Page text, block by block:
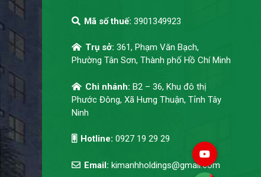
Mã số thuế:3901349923
Trụ sở:361, Phạm Văn Bạch,
Phường Tân Sơn, Thành phố Hồ Chí Minh
Chi nhánh:B2 – 36, Khu đô thị
Phước Đông, Xã Hưng Thuận, Tỉnh Tây
Ninh
Hotline:0927 19 29 29
Email:kimanhholdings@gmail.com